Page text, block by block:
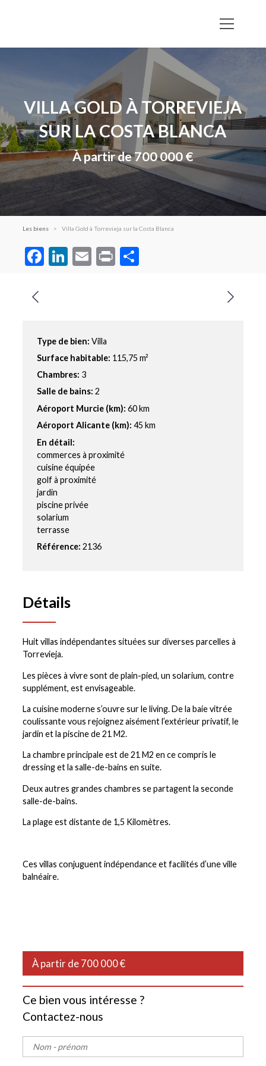
VILLA GOLD À TORREVIEJA
SUR LA COSTA BLANCA
À partir de 700 000 €
Les biens Villa Gold à Torrevieja sur la Costa Blanca
Facebook
LinkedIn
Email
Print
Type de bien: Villa
Surface habitable: 115,75 m²
Chambres: 3
Salle de bains: 2
Aéroport Murcie (km): 60 km
Aéroport Alicante (km): 45 km
En détail:
commerces à proximité
cuisine équipée
golf à proximité
jardin
piscine privée
solarium
terrasse
Référence:2136
Détails
Huit villas indépendantes situées sur diverses parcelles à
Torrevieja.
Les pièces à vivre sont de plain-pied, un solarium, contre
supplément, est envisageable.
La cuisine moderne s’ouvre sur le living. De la baie vitrée
coulissante vous rejoignez aisément l’extérieur privatif, le
jardin et la piscine de 21 M2.
La chambre principale est de 21 M2 en ce compris le
dressing et la salle-de-bains en suite.
Deux autres grandes chambres se partagent la seconde
salle-de-bains.
La plage est distante de 1,5 Kilomètres.
Ces villas conjuguent indépendance et facilités d’une ville
balnéaire.
À partir de 700 000 €
Ce bien vous intéresse ?
Contactez-nous